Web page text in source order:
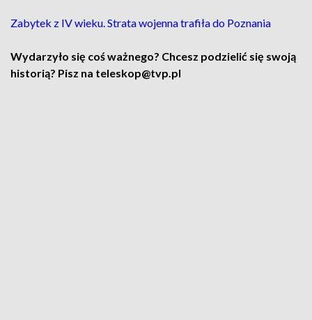
Zabytek z IV wieku. Strata wojenna trafiła do Poznania
Wydarzyło się coś ważnego? Chcesz podzielić się swoją
historią? Pisz na teleskop@tvp.pl